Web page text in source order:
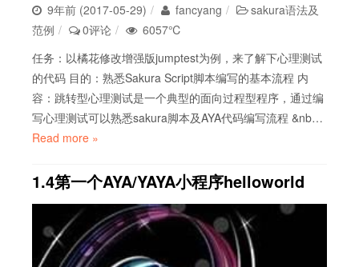
9年前 (2017-05-29) fancyang
sakura语法及
范例
0评论
6057℃
任务：以橘花修改增强版jumptest为例，来了解下心理测试
的代码 目的：熟悉Sakura Script脚本编写的基本流程 内
容：跳转型心理测试是一个典型的面向过程型程序，通过编
写心理测试可以熟悉sakura脚本及AYA代码编写流程 &nb…
Read more »
1.4第一个AYA/YAYA小程序helloworld